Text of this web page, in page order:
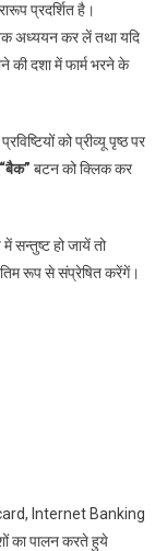
प्रदर्शित है।
अध्‍ययन कर लें तथा यदि
की दशा में फार्म भरने के
को प्रीव्‍यू पृष्‍ठ पर
“बैक” बटन को क्लिक कर
सन्‍तुष्‍ट हो जायें तो
रूप से संप्रेषित करेंगें।
card, Internet Banking
का पालन करते हुये